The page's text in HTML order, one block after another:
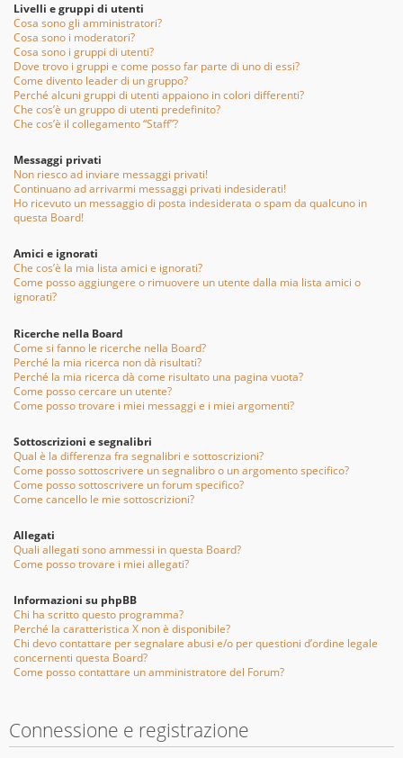
Livelli e gruppi di utenti
Cosa sono gli amministratori?
Cosa sono i moderatori?
Cosa sono i gruppi di utenti?
Dove trovo i gruppi e come posso far parte di uno di essi?
Come divento leader di un gruppo?
Perché alcuni gruppi di utenti appaiono in colori differenti?
Che cos’è un gruppo di utenti predefinito?
Che cos’è il collegamento “Staff”?
Messaggi privati
Non riesco ad inviare messaggi privati!
Continuano ad arrivarmi messaggi privati indesiderati!
Ho ricevuto un messaggio di posta indesiderata o spam da qualcuno in
questa Board!
Amici e ignorati
Che cos’è la mia lista amici e ignorati?
Come posso aggiungere o rimuovere un utente dalla mia lista amici o
ignorati?
Ricerche nella Board
Come si fanno le ricerche nella Board?
Perché la mia ricerca non dà risultati?
Perché la mia ricerca dà come risultato una pagina vuota?
Come posso cercare un utente?
Come posso trovare i miei messaggi e i miei argomenti?
Sottoscrizioni e segnalibri
Qual è la differenza fra segnalibri e sottoscrizioni?
Come posso sottoscrivere un segnalibro o un argomento specifico?
Come posso sottoscrivere un forum specifico?
Come cancello le mie sottoscrizioni?
Allegati
Quali allegati sono ammessi in questa Board?
Come posso trovare i miei allegati?
Informazioni su phpBB
Chi ha scritto questo programma?
Perché la caratteristica X non è disponibile?
Chi devo contattare per segnalare abusi e/o per questioni d’ordine legale
concernenti questa Board?
Come posso contattare un amministratore del Forum?
Connessione e registrazione